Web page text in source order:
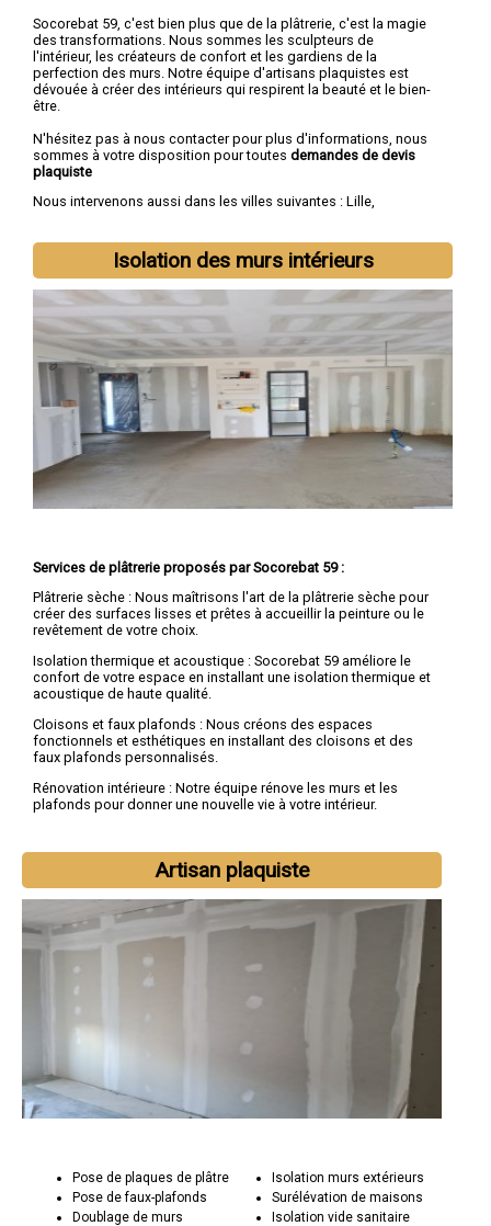
Socorebat 59, c'est bien plus que de la plâtrerie, c'est la magie
des transformations. Nous sommes les sculpteurs de
l'intérieur, les créateurs de confort et les gardiens de la
perfection des murs. Notre équipe d'artisans plaquistes est
dévouée à créer des intérieurs qui respirent la beauté et le bien-
être.
N'hésitez pas à nous contacter pour plus d'informations, nous
sommes à votre disposition pour toutes demandes de devis
plaquiste
Nous intervenons aussi dans les villes suivantes : Lille,
Isolation des murs intérieurs
Services de plâtrerie proposés par Socorebat 59 :
Plâtrerie sèche : Nous maîtrisons l'art de la plâtrerie sèche pour
créer des surfaces lisses et prêtes à accueillir la peinture ou le
revêtement de votre choix.
Isolation thermique et acoustique : Socorebat 59 améliore le
confort de votre espace en installant une isolation thermique et
acoustique de haute qualité.
Cloisons et faux plafonds : Nous créons des espaces
fonctionnels et esthétiques en installant des cloisons et des
faux plafonds personnalisés.
Rénovation intérieure : Notre équipe rénove les murs et les
plafonds pour donner une nouvelle vie à votre intérieur.
Créativité : Nous sommes fiers de notre créativité et de notre
capacité à transformer des espaces en œuvres d'art vivantes.
Expertise technique : Notre équipe de plaquistes qualifiés
possède une connaissance approfondie des techniques de
plâtrerie et d'isolation.
Engagement envers la qualité : Socorebat 59 s'engage à fournir
des finitions parfaites et à garantir un confort optimal dans vos
espaces.
Artisan plaquiste
Pose de plaques de plâtre
Pose de faux-plafonds
Doublage de murs
Isolation murs extérieurs
Surélévation de maisons
Isolation vide sanitaire